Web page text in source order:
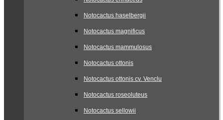
Notocactus haselbergii
Notocactus magnificus
Notocactus mammulosus
Notocactus ottonis
Notocactus ottonis cv. Venclu
Notocactus roseoluteus
Notocactus sellowii